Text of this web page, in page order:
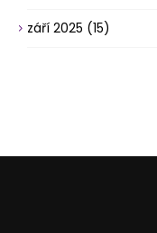
září 2025 (15)